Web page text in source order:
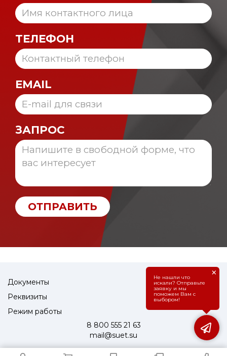
ТЕЛЕФОН
EMAIL
ЗАПРОС
ОТПРАВИТЬ
Документы
Реквизиты
Режим работы
8 800 555 21 63
mail@suet.su
Не нашли что
искали? Отправьте
заявку и мы
поможем Вам с
выбором!
×